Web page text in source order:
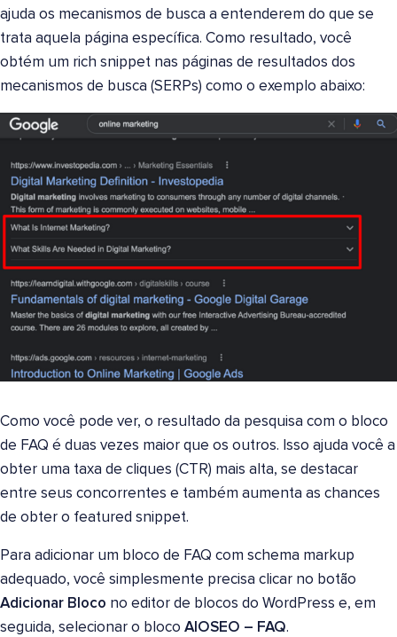
ajuda os mecanismos de busca a entenderem do que se
trata aquela página específica. Como resultado, você
obtém um rich snippet nas páginas de resultados dos
mecanismos de busca (SERPs) como o exemplo abaixo:
Como você pode ver, o resultado da pesquisa com o bloco
de FAQ é duas vezes maior que os outros. Isso ajuda você a
obter uma taxa de cliques (CTR) mais alta, se destacar
entre seus concorrentes e também aumenta as chances
de obter o featured snippet.
Para adicionar um bloco de FAQ com schema markup
adequado, você simplesmente precisa clicar no botão
Adicionar Bloco no editor de blocos do WordPress e, em
seguida, selecionar o bloco AIOSEO – FAQ.